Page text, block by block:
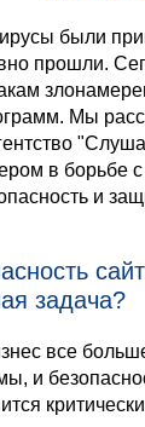
были
прошли.
Мы
в борьбе
и
задача?
все
и